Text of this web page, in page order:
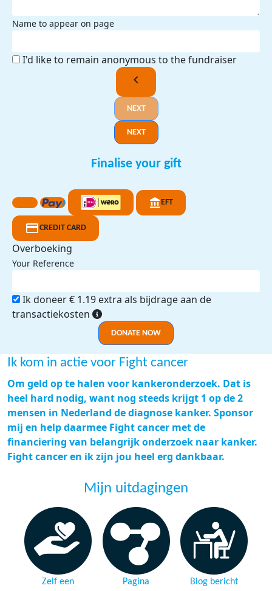
Name to appear on page
I'd like to remain anonymous to the fundraiser
chevron_left
NEXT
NEXT
Finalise your gift
EFT
CREDIT CARD
Overboeking
Your Reference
Ik doneer € 1.19 extra als bijdrage aan de
transactiekosten
DONATE NOW
Ik kom in actie voor Fight cancer
Om geld op te halen voor kankeronderzoek. Dat is
heel hard nodig, want nog steeds krijgt 1 op de 2
mensen in Nederland de diagnose kanker. Sponsor
mij en help daarmee Fight cancer met de
financiering van belangrijk onderzoek naar kanker.
Fight cancer en ik zijn jou heel erg dankbaar.
Mijn uitdagingen
Zelf een
Pagina
Blog bericht